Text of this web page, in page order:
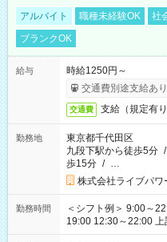
アルバイト 職種未経験OK 社
ブランクOK
給与
時給1250円～
交通費別途支給あり
交通費 支給（規定有り
勤務地
東京都千代田区
九段下駅から徒歩5分 /
歩15分 / …
株式会社ライブパワ
勤務時間
＜シフト例＞ 9:00～
19:00 12:30～22:00 上記の時間から好きな時間を選べます！ ※
時間は変更となる可能